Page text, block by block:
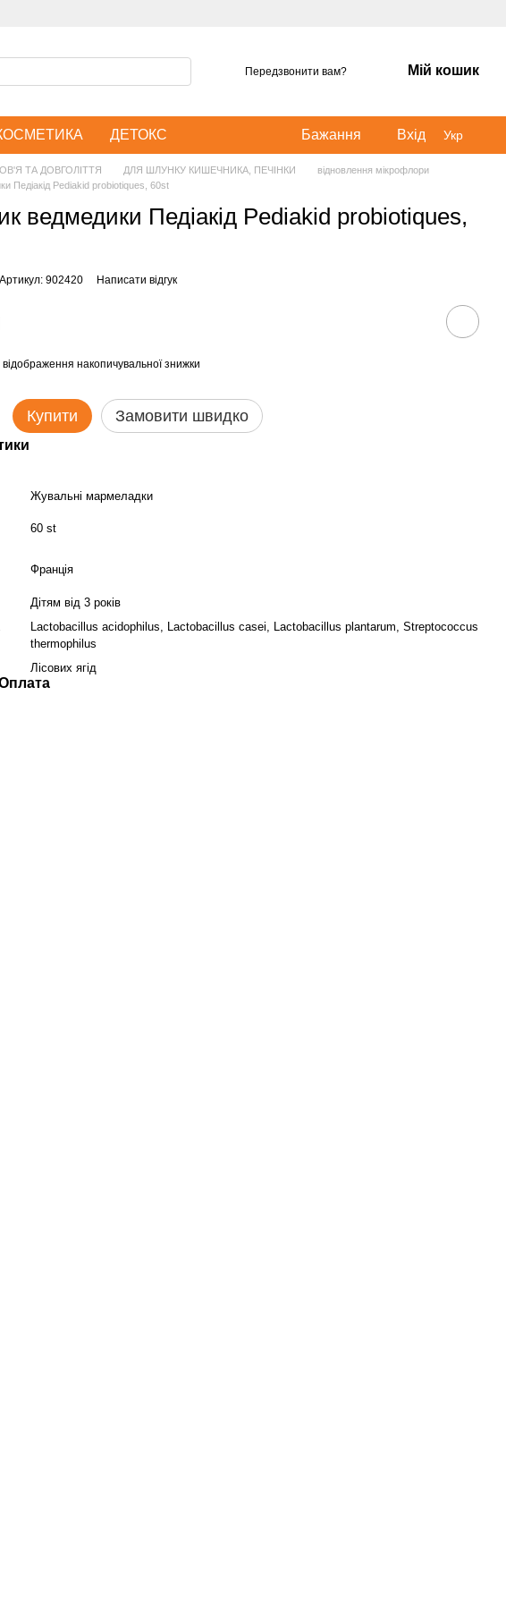
Передзвонити вам? Мій кошик
ДЕТОКС Бажання Вхід Укр
ТА ДОВГОЛІТТЯ ДЛЯ ШЛУНКУ КИШЕЧНИКА, ПЕЧІНКИ
відновлення мікрофлори
Педіакід Pediakid probiotiques, 60st
ведмедики Педіакід Pediakid probiotiques,
Артикул: 902420 Написати відгук
відображення накопичувальної знижки
Купити Замовити швидко
Жувальні мармеладки
60 st
Франція
Дітям від 3 років
Lactobacillus acidophilus, Lactobacillus casei, Lactobacillus plantarum, Streptococcus
thermophilus
Лісових ягід